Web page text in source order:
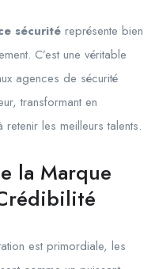
sécurité représente bien
C’est une véritable
agences de sécurité
transformant en
les meilleurs talents.
la Marque
est primordiale, les